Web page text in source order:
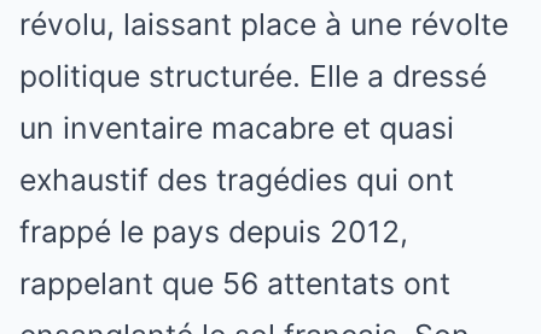
révolu, laissant place à une révolte
politique structurée. Elle a dressé
un inventaire macabre et quasi
exhaustif des tragédies qui ont
frappé le pays depuis 2012,
rappelant que 56 attentats ont